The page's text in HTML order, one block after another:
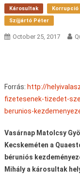
Károsultak Korrupció
Szíjjártó Péter
October 25, 2017
Forrás: http://
fizetesenek-tizedet-
berunios-
Vasárnap Matolcsy
Kecskeméten a
béruniós
Mihály a károsultak